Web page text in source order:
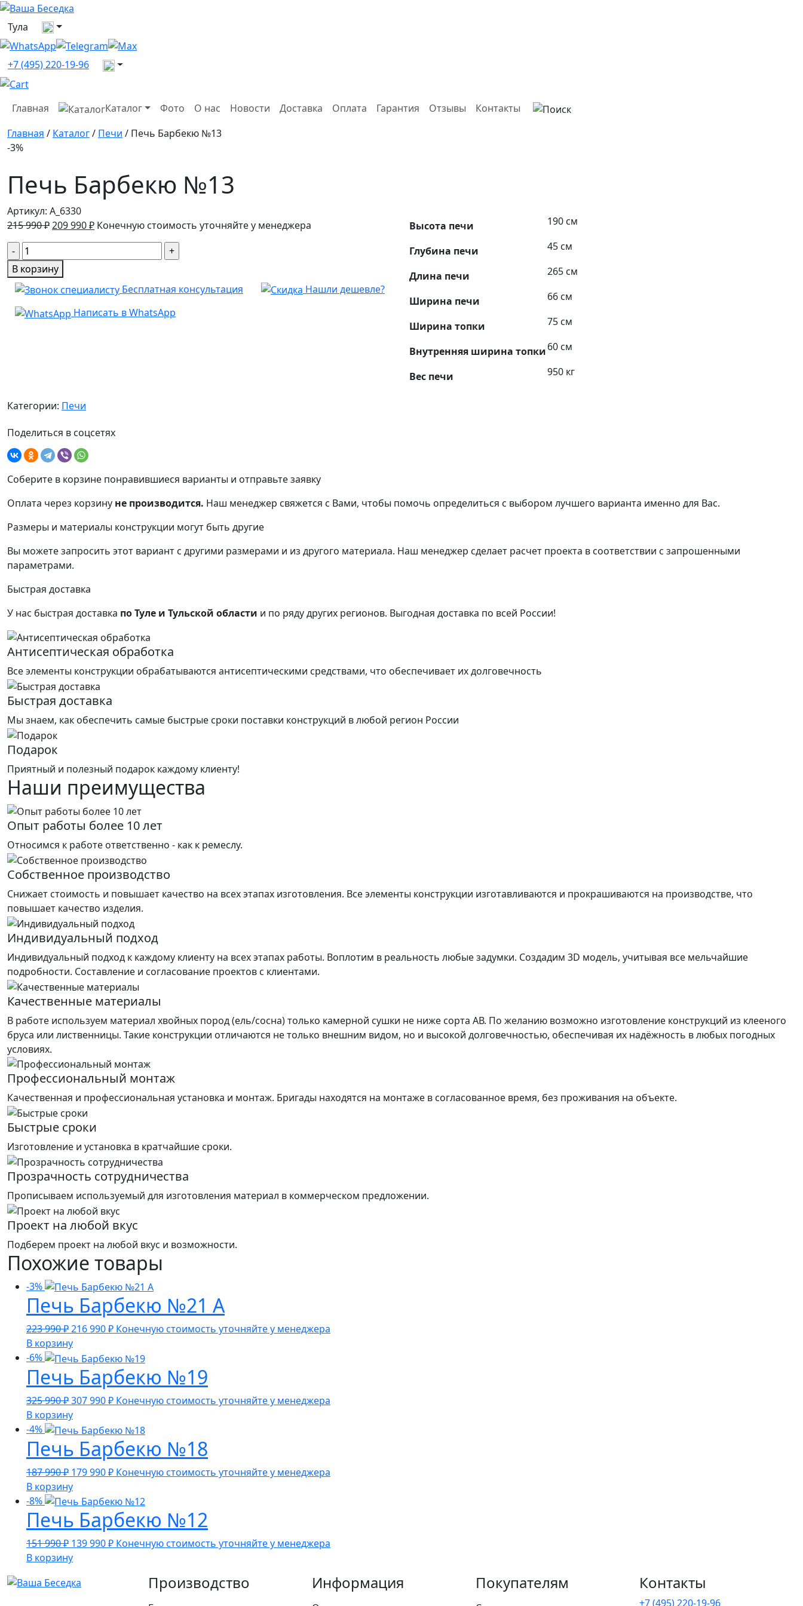
Тула Выберите город
+7 (495) 220-19-96 Все контакты
Главная Каталог Фото О нас Новости Доставка Оплата Гарантия Отзывы
Контакты
Главная / Каталог/ Печи / Печь Барбекю №13
-3%
Печь Барбекю №13
Артикул: A_6330
215 990₽ Первоначальная
цена
215
990 ₽.
209 990₽Текущая
цена:
Конечную стоимость уточняйте у менеджера
Количество
товара
Печь
Барбекю
№13
В корзину
Бесплатная консультация
Нашли дешевле?
Написать в WhatsApp
Высота печи 190 см
Глубина печи 45 см
Длина печи 265 см
Ширина печи 66 см
Ширина топки 75 см
Внутренняя ширина топки60 см
Вес печи 950 кг
Категории: Печи
Поделиться в соцсетях
Соберите в корзине понравившиеся варианты и отправьте заявку
Оплата через корзину не производится. Наш менеджер свяжется с Вами, чтобы помочь определиться с выбором лучшего варианта именно для Вас.
Размеры и материалы конструкции могут быть другие
Вы можете запросить этот вариант с другими размерами и из другого материала. Наш менеджер сделает расчет проекта в соответствии с запрошенными
параметрами.
Быстрая доставка
У нас быстрая доставка по Туле и Тульской области и по ряду других регионов. Выгодная доставка по всей России!
Антисептическая обработка
Все элементы конструкции обрабатываются антисептическими средствами, что обеспечивает их долговечность
Быстрая доставка
Мы знаем, как обеспечить самые быстрые сроки поставки конструкций в любой регион России
Подарок
Приятный и полезный подарок каждому клиенту!
Наши преимущества
Опыт работы более 10 лет
Относимся к работе ответственно - как к ремеслу.
Собственное производство
Снижает стоимость и повышает качество на всех этапах изготовления. Все элементы конструкции изготавливаются и прокрашиваются на производстве, что
повышает качество изделия.
Индивидуальный подход
Индивидуальный подход к каждому клиенту на всех этапах работы. Воплотим в реальность любые задумки. Создадим 3D модель, учитывая все мельчайшие
подробности. Составление и согласование проектов с клиентами.
Качественные материалы
В работе используем материал хвойных пород (ель/сосна) только камерной сушки не ниже сорта АВ. По желанию возможно изготовление конструкций из клееного
бруса или лиственницы. Такие конструкции отличаются не только внешним видом, но и высокой долговечностью, обеспечивая их надёжность в любых погодных
условиях.
Профессиональный монтаж
Качественная и профессиональная установка и монтаж. Бригады находятся на монтаже в согласованное время, без проживания на объекте.
Быстрые сроки
Изготовление и установка в кратчайшие сроки.
Прозрачность сотрудничества
Прописываем используемый для изготовления материал в коммерческом предложении.
Проект на любой вкус
Подберем проект на любой вкус и возможности.
Похожие товары
-3%
Печь Барбекю №21 А
223 990₽ Первоначальная
цена
составляла
223
990 ₽.
216 990₽Текущая
216
990 ₽.
Конечную стоимость уточняйте у менеджера
В корзину
-6%
Печь Барбекю №19
325 990₽Первоначальная
цена
составляла
325
990 ₽.
307 990₽Текущая
307
990 ₽.
Конечную стоимость уточняйте у менеджера
В корзину
-4%
Печь Барбекю №18
187 990₽ Первоначальная
цена
составляла
187
990 ₽.
179 990₽Текущая
179
990 ₽.
Конечную стоимость уточняйте у менеджера
В корзину
-8%
Печь Барбекю №12
151 990₽ Первоначальная
цена
151
139 990₽Текущая
Конечную стоимость уточняйте у менеджера
В корзину
Производство Информация Покупателям Контакты
+7 (495) 220-19-96